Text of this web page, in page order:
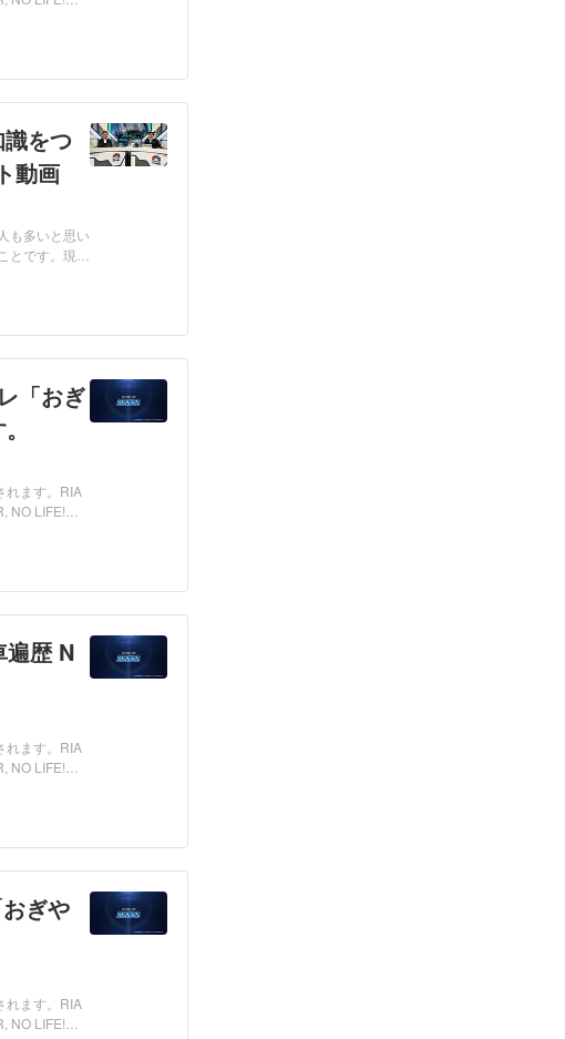
をつ
動画
も多いと思い
とです。現
「おぎ
れます。RIA
LIFE!」
遍歴 N
れます。RIA
LIFE!」
ぎや
れます。RIA
LIFE!」